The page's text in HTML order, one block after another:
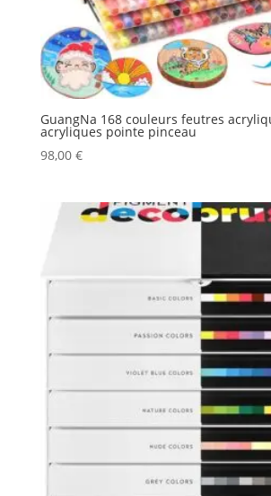
GuangNa 168 couleurs feutres
acryliques pointe pinceau
98,00 €